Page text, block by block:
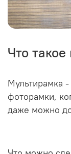
Что
Мультирамка
фоторамки,
даже можно